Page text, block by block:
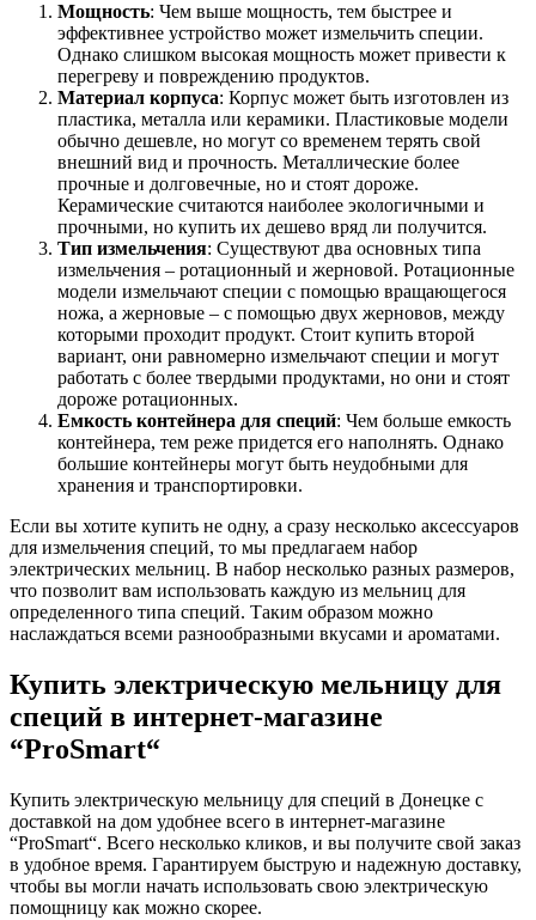
Мощность: Чем выше мощность, тем быстрее и
эффективнее устройство может измельчить специи.
Однако слишком высокая мощность может привести к
перегреву и повреждению продуктов.
Материал корпуса: Корпус может быть изготовлен из
пластика, металла или керамики. Пластиковые модели
обычно дешевле, но могут со временем терять свой
внешний вид и прочность. Металлические более
прочные и долговечные, но и стоят дороже.
Керамические считаются наиболее экологичными и
прочными, но купить их дешево вряд ли получится.
Тип измельчения: Существуют два основных типа
измельчения – ротационный и жерновой. Ротационные
модели измельчают специи с помощью вращающегося
ножа, а жерновые – с помощью двух жерновов, между
которыми проходит продукт. Стоит купить второй
вариант, они равномерно измельчают специи и могут
работать с более твердыми продуктами, но они и стоят
дороже ротационных.
Емкость контейнера для специй: Чем больше емкость
контейнера, тем реже придется его наполнять. Однако
большие контейнеры могут быть неудобными для
хранения и транспортировки.
Если вы хотите купить не одну, а сразу несколько аксессуаров
для измельчения специй, то мы предлагаем набор
электрических мельниц. В набор несколько разных размеров,
что позволит вам использовать каждую из мельниц для
определенного типа специй. Таким образом можно
наслаждаться всеми разнообразными вкусами и ароматами.
Купить электрическую мельницу для
специй в интернет-магазине
“ProSmart“
Купить электрическую мельницу для специй в Донецке с
доставкой на дом удобнее всего в интернет-магазине
“ProSmart“. Всего несколько кликов, и вы получите свой заказ
в удобное время. Гарантируем быструю и надежную доставку,
чтобы вы могли начать использовать свою электрическую
помощницу как можно скорее.